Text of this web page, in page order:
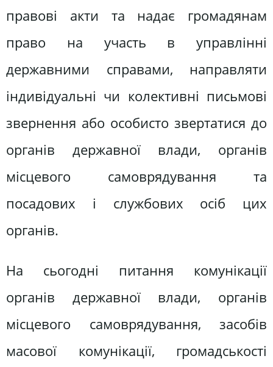
правові акти та надає громадянам
право на участь в управлінні
державними справами, направляти
індивідуальні чи колективні письмові
звернення або особисто звертатися до
органів державної влади, органів
місцевого самоврядування та
посадових і службових осіб цих
органів.
На сьогодні питання комунікації
органів державної влади, органів
місцевого самоврядування, засобів
масової комунікації, громадськості